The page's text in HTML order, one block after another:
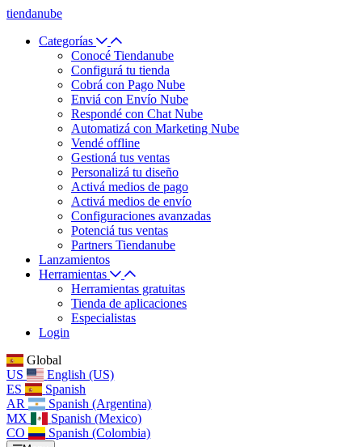
tiendanube
Categorías
Conocé Tiendanube
Configurá tu tienda
Cobrá con Pago Nube
Enviá con Envío Nube
Respondé con Chat Nube
Automatizá con Marketing Nube
Vendé offline
Gestioná tus ventas
Personalizá tu diseño
Activá medios de pago
Activá medios de envío
Configuraciones avanzadas
Potenciá tus ventas
Partners Tiendanube
Lanzamientos
Herramientas
Herramientas gratuitas
Tienda de aplicaciones
Especialistas
Login
Global
US
English (US)
ES
Spanish
AR
Spanish (Argentina)
MX
Spanish (Mexico)
CO
Spanish (Colombia)